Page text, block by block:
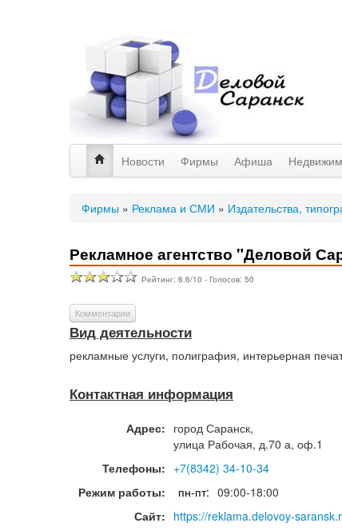
Новости Фирмы Афиша
Фирмы » Реклама и СМИ » Издательства,
Рекламное агентство "Деловой
Рейтинг: 6.6/10 - Голосов: 50
Комментарии
Вид деятельности
рекламные услуги, полиграфия, интерьерная
Контактная информация
Адрес: город Саранск,
улица Рабочая, д.70 а, оф.1
Телефоны: +7(8342) 34-10-34
Режим работы:
пн-пт: 09:00-18:00
Сайт: https://reklama.delovoy-